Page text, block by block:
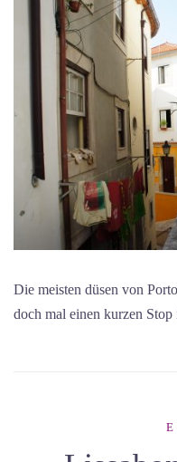
Die meisten düsen von
doch mal einen kurzen